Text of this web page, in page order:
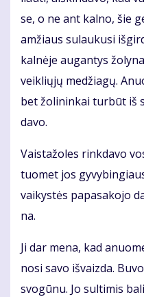
se, o ne ant kal­no, šie
am­žiaus su­lau­ku­si
kal­nė­je au­gan­tys
veik­lių­jų me­džia­gų.
bet žo­li­nin­kai tur­būt iš
da­vo.
Vais­ta­žo­les rink­da­vo
tuo­met jos
vai­kys­tės pa­pa­sa­ko­jo
na.
Ji dar me­na, kad
no­si sa­vo iš­vaiz­da.
svo­gū­nu. Jo sul­ti­mis